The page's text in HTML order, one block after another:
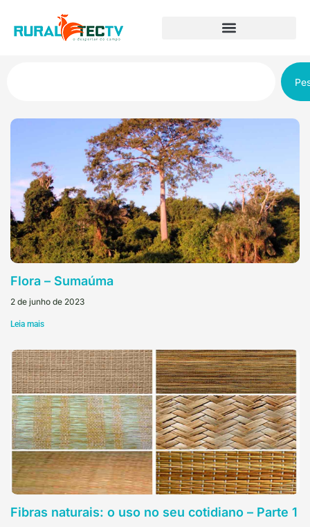
Flora – Sumaúma
2 de junho de 2023
Leia mais
Fibras naturais: o uso no seu cotidiano – Parte 1